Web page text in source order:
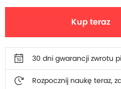
Kup teraz
30 dni gwarancji zwrotu
Rozpocznij naukę teraz,